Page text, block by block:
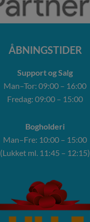
ÅBNINGSTIDER
Support og Salg
Man–Tor: 09:00 – 16:00
Fredag: 09:00 – 15:00
Bogholderi
Man–Fre: 10:00 – 15:00
(Lukket ml. 11:45 – 12:15)